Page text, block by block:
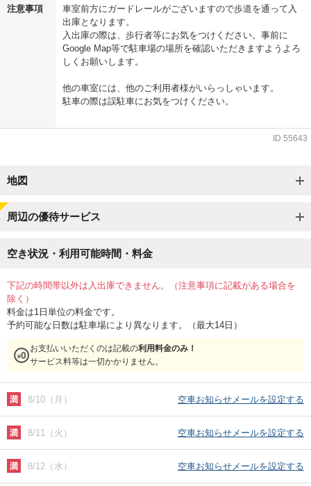
注意事項
車室前方にガードレールがございますので歩道を通って入
出庫となります。
入出庫の際は、歩行者等にお気をつけください。事前に
Google Map等で駐車場の場所を確認いただきますようよろ
しくお願いします。
他の車室には、他のご利用者様がいらっしゃいます。
駐車の際は誤駐車にお気をつけください。
ID 55643
地図
周辺の優待サービス
空き状況・利用可能時間・料金
下記の時間帯以外は入出庫できません。（注意事項に記載がある場合を
除く）
料金は1日単位の料金です。
予約可能な日数は駐車場により異なります。（最大14日）
お支払いいただくのは記載の利用料金のみ！
サービス料等は一切かかりません。
8/10（月） 空車お知らせメールを設定する
8/11（火） 空車お知らせメールを設定する
8/12（水） 空車お知らせメールを設定する